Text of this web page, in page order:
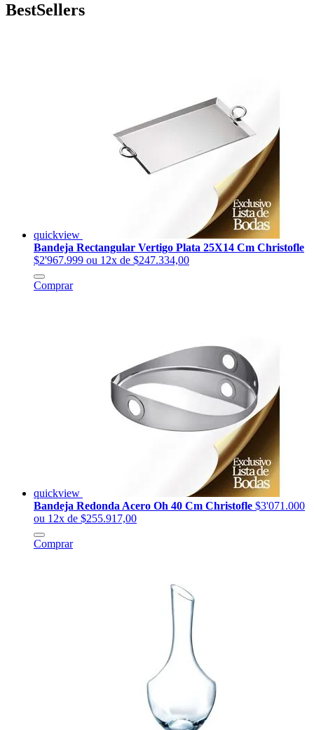
BestSellers
quickview
Bandeja Rectangular Vertigo Plata 25X14 Cm Christofle
$2'967.999 ou 12x de $247.334,00
Comprar
quickview
Bandeja Redonda Acero Oh 40 Cm Christofle $3'071.000
ou 12x de $255.917,00
Comprar